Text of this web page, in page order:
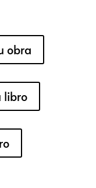
obra
libro